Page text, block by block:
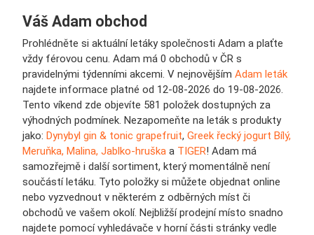
Váš Adam obchod
Prohlédněte si aktuální letáky společnosti Adam a plaťte
vždy férovou cenu. Adam má 0 obchodů v ČR s
pravidelnými týdenními akcemi. V nejnovějším Adam leták
najdete informace platné od 12-08-2026 do 19-08-2026.
Tento víkend zde objevíte 581 položek dostupných za
výhodných podmínek. Nezapomeňte na leták s produkty
jako: Dynybyl gin & tonic grapefruit, Greek řecký jogurt Bílý,
Meruňka, Malina, Jablko-hruška a TIGER! Adam má
samozřejmě i další sortiment, který momentálně není
součástí letáku. Tyto položky si můžete objednat online
nebo vyzvednout v některém z odběrných míst či
obchodů ve vašem okolí. Nejbližší prodejní místo snadno
najdete pomocí vyhledávače v horní části stránky vedle